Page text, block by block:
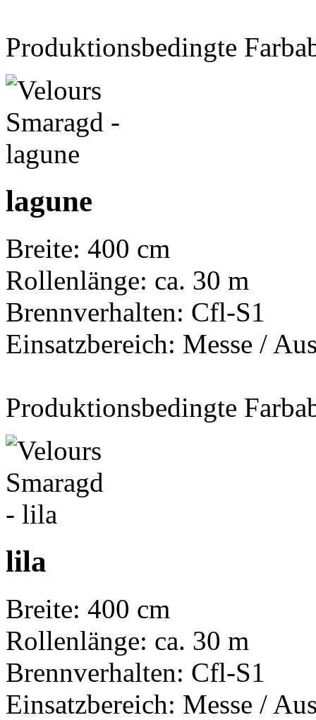
Produktionsbedingte
lagune
Breite: 400 cm
Rollenlänge: ca. 30 m
Brennverhalten: Cfl-S1
Einsatzbereich: Messe /
Produktionsbedingte
lila
Breite: 400 cm
Rollenlänge: ca. 30 m
Brennverhalten: Cfl-S1
Einsatzbereich: Messe /